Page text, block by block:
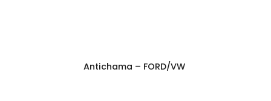
Antichama – FORD/VW